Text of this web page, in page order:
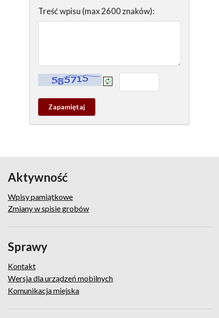
Treść wpisu (max 2600 znaków):
Kontrola - wprowadź tekst z obrazka:
Zapamietaj
wpis
Aktywność
Wpisy pamiątkowe
Zmiany w spisie grobów
Sprawy
Kontakt
Wersja dla urządzeń mobilnych
Komunikacja miejska